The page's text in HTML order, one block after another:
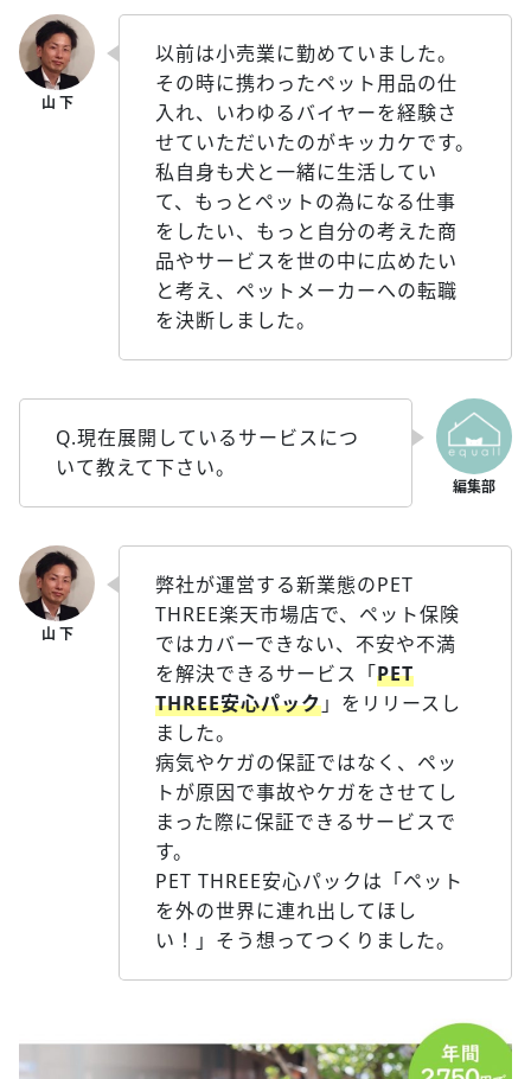
以前は小売業に勤めていました。
その時に携わったペット用品の仕
入れ、いわゆるバイヤーを経験さ
せていただいたのがキッカケです。
私自身も犬と一緒に生活してい
て、もっとペットの為になる仕事
をしたい、もっと自分の考えた商
品やサービスを世の中に広めたい
と考え、ペットメーカーへの転職
を決断しました。
Q.現在展開しているサービスにつ
いて教えて下さい。
弊社が運営する新業態のPET
THREE楽天市場店で、ペット保険
ではカバーできない、不安や不満
を解決できるサービス「PET
THREE安心パック」をリリースし
ました。
病気やケガの保証ではなく、ペッ
トが原因で事故やケガをさせてし
まった際に保証できるサービスで
す。
PET THREE安心パックは「ペット
を外の世界に連れ出してほし
い！」そう想ってつくりました。